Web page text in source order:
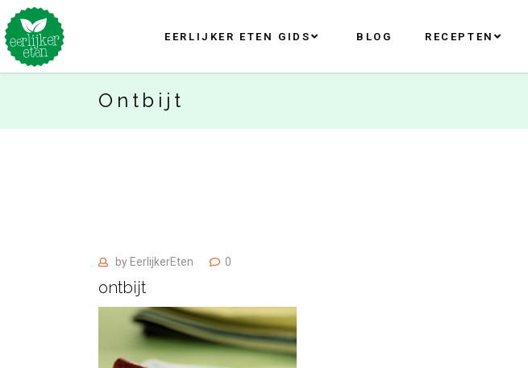
EERLIJKER ETEN GIDS BLOG RECEPTEN
Ontbijt
by EerlijkerEten 0
ontbijt